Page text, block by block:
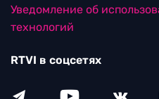
Уведомление об
технологий
RTVI в соцсетях